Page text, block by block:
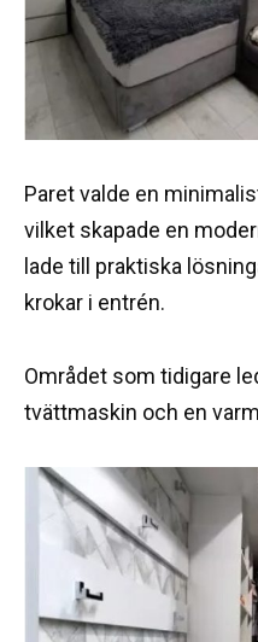
Paret valde en
vilket skapade en
lade till praktiska
krokar i entrén.
Området som tidigare
tvättmaskin och en